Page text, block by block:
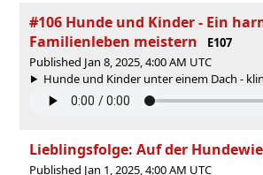
#106 Hunde und Kinder - Ein
Familienleben meistern
E107
Published Jan 8, 2025, 4:00 AM UTC
Hunde und Kinder unter einem Dach -
Lieblingsfolge: Auf der
Published Jan 1, 2025, 4:00 AM UTC